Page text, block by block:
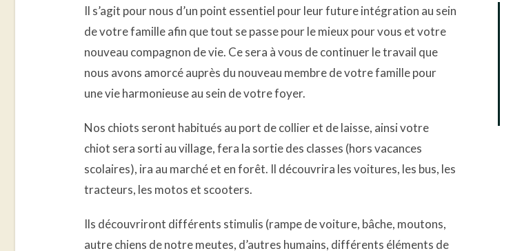
Il s’agit pour nous d’un point essentiel pour leur future intégration au sein
de votre famille afin que tout se passe pour le mieux pour vous et votre
nouveau compagnon de vie. Ce sera à vous de continuer le travail que
nous avons amorcé auprès du nouveau membre de votre famille pour
une vie harmonieuse au sein de votre foyer.
Nos chiots seront habitués au port de collier et de laisse, ainsi votre
chiot sera sorti au village, fera la sortie des classes (hors vacances
scolaires), ira au marché et en forêt. Il découvrira les voitures, les bus, les
tracteurs, les motos et scooters.
Ils découvriront différents stimulis (rampe de voiture, bâche, moutons,
autre chiens de notre meutes, d’autres humains, différents éléments de